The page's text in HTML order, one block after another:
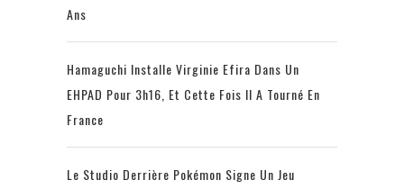
Ans
Hamaguchi Installe Virginie Efira Dans Un
EHPAD Pour 3h16, Et Cette Fois Il A Tourné En
France
Le Studio Derrière Pokémon Signe Un Jeu